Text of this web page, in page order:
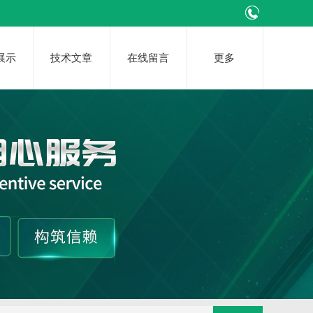
示 技术文章 在线留言 更多